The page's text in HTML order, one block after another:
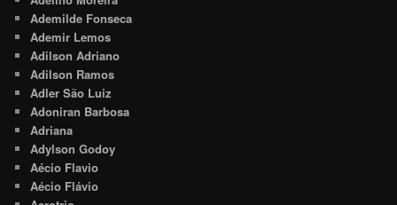
Ademilde Fonseca
Ademir Lemos
Adilson Adriano
Adilson Ramos
Adler São Luiz
Adoniran Barbosa
Adriana
Adylson Godoy
Aécio Flavio
Aécio Flávio